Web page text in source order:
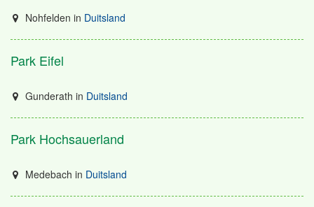
Nohfelden in Duitsland
Park Eifel
Gunderath in Duitsland
Park Hochsauerland
Medebach in Duitsland